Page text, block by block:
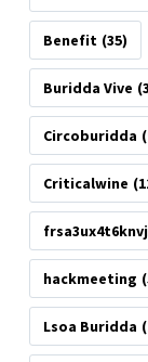
Benefit (35)
Buridda Vive
Circoburidda
Criticalwine
hackmeeting
Lsoa Buridda